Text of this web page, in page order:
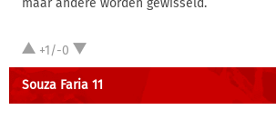
maar andere worden gewisseld.
+1/-0
Souza Faria 11